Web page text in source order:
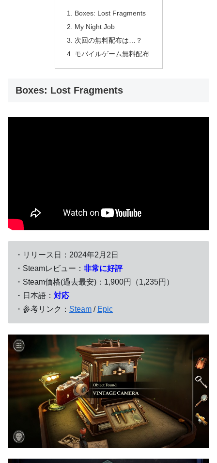
Boxes: Lost Fragments
My Night Job
次回の無料配布は…？
モバイルゲーム無料配布
Boxes: Lost Fragments
・リリース日：2024年2月2日
・Steamレビュー： 非常に好評
・Steam価格(過去最安)：1,900円（1,235円）
・日本語： 対応
・参考リンク： Steam / Epic